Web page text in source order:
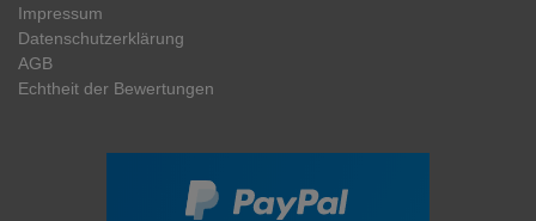
Impressum
Daten­schutz­erklärung
AGB
Echtheit der Bewertungen